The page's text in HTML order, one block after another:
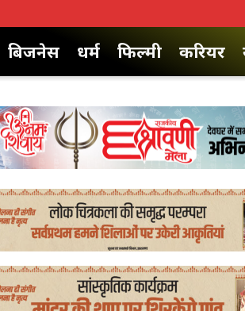
बिजनेस धर्म फिल्मी करियर